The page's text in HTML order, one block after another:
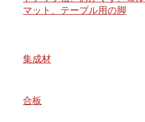
マット、テーブル用の脚
集成材
合板